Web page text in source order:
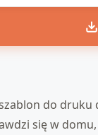
do druku
się w